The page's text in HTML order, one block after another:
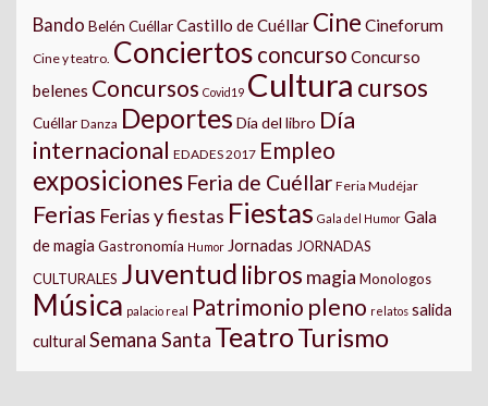
Bando Belén CuéllarCastillo de Cuéllar Cine Cineforum
Cine y teatro. Conciertos concurso Concurso
belenes Concursos Covid19 Cultura cursos
Cuéllar Danza Deportes Día del libro Día
internacional EDADES 2017 Empleo
exposiciones Feria de Cuéllar Feria Mudéjar
Ferias Ferias y fiestas Fiestas Gala del Humor Gala
de magia Gastronomía Humor Jornadas JORNADAS
CULTURALES Juventud libros magia Monologos
Música palacio real Patrimonio pleno relatos salida
cultural Semana Santa TeatroTurismo